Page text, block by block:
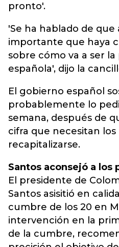
pronto'.
'Se ha hablado de que
importante que haya
sobre cómo va a ser
española', dijo la
El gobierno español
probablemente lo
semana, después de
cifra que necesitan los
recapitalizarse.
Santos aconsejó a los
El presidente de
Santos asisitió en
cumbre de los 20 en
intervención en la
de la cumbre,